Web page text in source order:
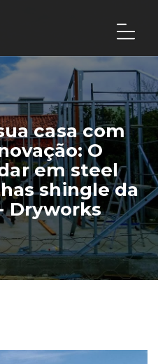
casa com
O
em steel
shingle da
Dryworks